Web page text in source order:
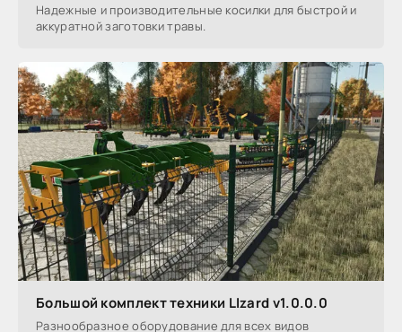
Надежные и производительные косилки для быстрой и
аккуратной заготовки травы.
Большой комплект техники LIzard v1.0.0.0
Разнообразное оборудование для всех видов